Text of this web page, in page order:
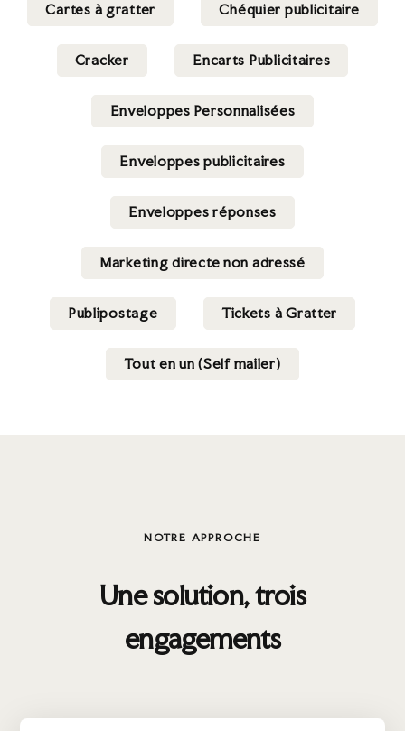
Cartes à gratter Chéquier publicitaire
Cracker Encarts Publicitaires
Enveloppes Personnalisées
Enveloppes publicitaires
Enveloppes réponses
Marketing directe non adressé
Publipostage Tickets à Gratter
Tout en un (Self mailer)
NOTRE APPROCHE
Une solution, trois
engagements